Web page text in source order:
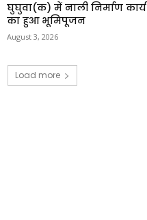
घुघुवा(क) में नाली निर्माण कार्य
का हुआ भूमिपूजन
August 3, 2026
Load more